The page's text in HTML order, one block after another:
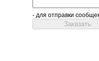
- для отправки